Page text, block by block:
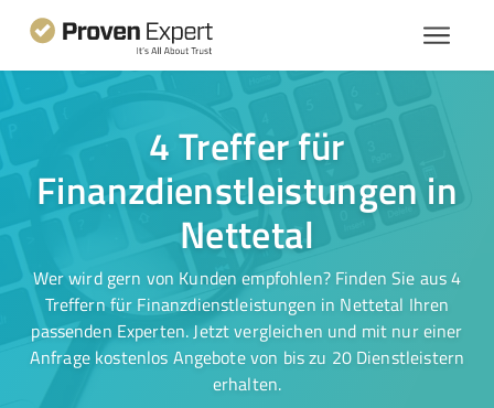
4 Treffer für
Finanzdienstleistungen in
Nettetal
Wer wird gern von Kunden empfohlen? Finden Sie aus 4
Treffern für Finanzdienstleistungen in Nettetal Ihren
passenden Experten. Jetzt vergleichen und mit nur einer
Anfrage kostenlos Angebote von bis zu 20 Dienstleistern
erhalten.